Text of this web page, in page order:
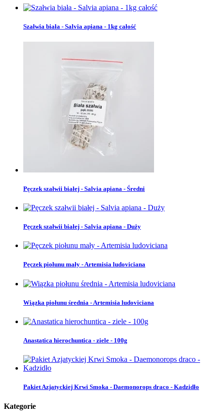
Szałwia biała - Salvia apiana - 1kg całość
Pęczek szałwii białej - Salvia apiana - Średni
Pęczek szałwii białej - Salvia apiana - Duży
Pęczek piołunu mały - Artemisia ludoviciana
Wiązka piołunu średnia - Artemisia ludoviciana
Anastatica hierochuntica - ziele - 100g
Pakiet Azjatyckiej Krwi Smoka - Daemonorops draco - Kadzidło
Kategorie